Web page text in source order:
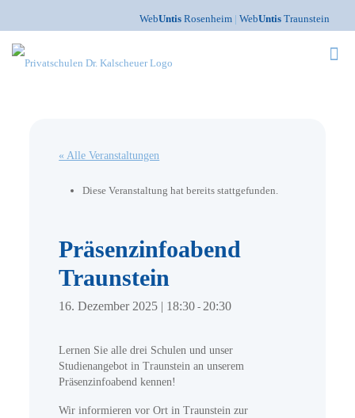
WebUntis Rosenheim | WebUntis Traunstein
« Alle Veranstaltungen
Diese Veranstaltung hat bereits stattgefunden.
Präsenzinfoabend
Traunstein
16. Dezember 2025 | 18:30 -20:30
Lernen Sie alle drei Schulen und unser
Studienangebot in Traunstein an unserem
Präsenzinfoabend kennen!
Wir informieren vor Ort in Traunstein zur